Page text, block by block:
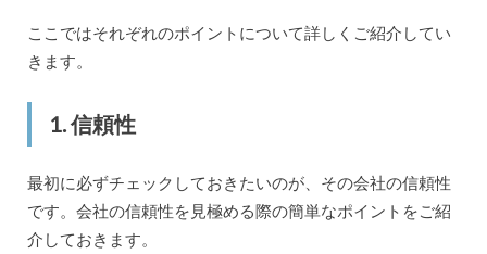
ここではそれぞれのポイントについて詳しくご紹介してい
きます。
1. 信頼性
最初に必ずチェックしておきたいのが、その会社の信頼性
です。会社の信頼性を見極める際の簡単なポイントをご紹
介しておきます。